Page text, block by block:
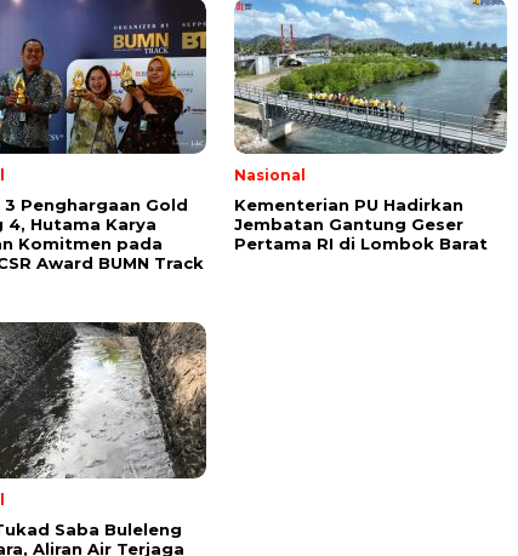
Penghargaan Gold
4, Hutama Karya
Komitmen pada
Award BUMN Track
Nasional
Kementerian PU Hadirkan
Jembatan Gantung Geser
Pertama RI di Lombok Barat
Saba Buleleng
Aliran Air Terjaga